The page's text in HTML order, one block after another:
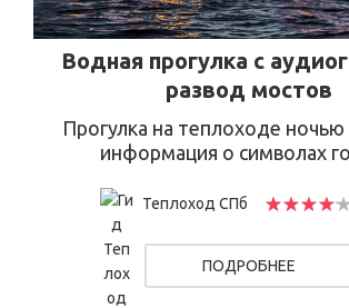
Водная прогулка с
развод мостов
Прогулка на теплоходе ночью
информация о символах
Теплоход СПб
ПОДРОБНЕЕ